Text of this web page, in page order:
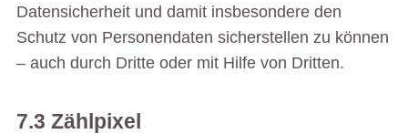
Datensicherheit und damit insbesondere den
Schutz von Personendaten sicherstellen zu können
– auch durch Dritte oder mit Hilfe von Dritten.
7.3 Zählpixel